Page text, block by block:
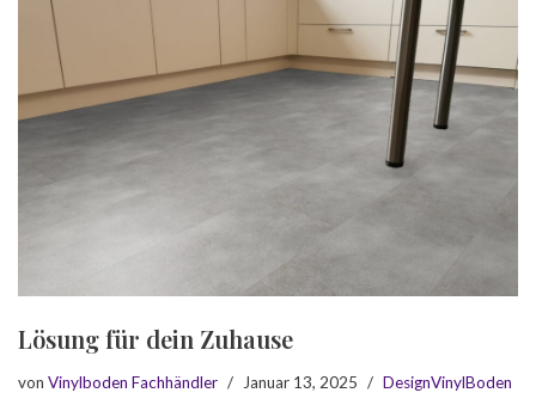
Lösung für dein Zuhause
von Vinylboden Fachhändler Januar 13, 2025 DesignVinylBoden